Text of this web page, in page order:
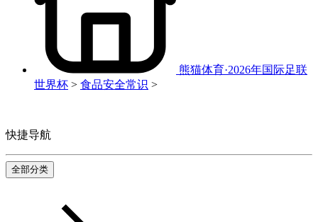
熊猫体育·2026年国际足联
世界杯 > 食品安全常识 >
快捷导航
全部分类